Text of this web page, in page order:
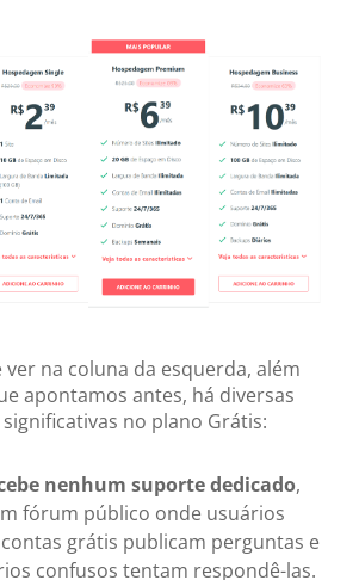
ver na coluna da esquerda, além
apontamos antes, há diversas
no plano Grátis:
nenhum suporte dedicado,
fórum público onde usuários
grátis publicam perguntas e
confusos tentam respondê-las.